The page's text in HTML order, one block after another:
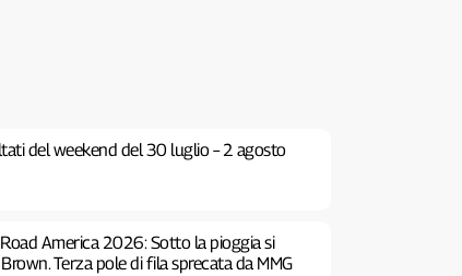
del weekend del 30 luglio – 2 agosto
America 2026: Sotto la pioggia si
Terza pole di fila sprecata da MMG